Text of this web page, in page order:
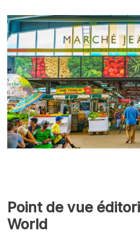
Point de vue
World